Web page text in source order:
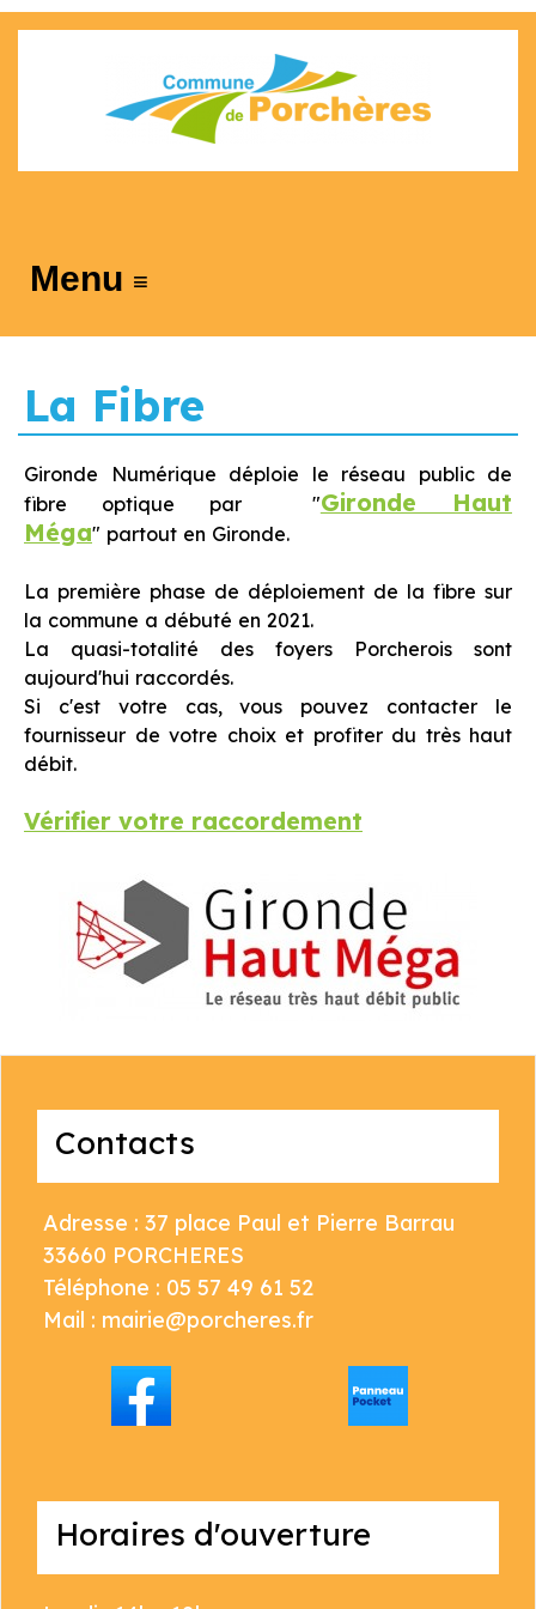
≡
La Fibre
Gironde Numérique déploie le réseau public de
fibre optique par "Gironde Haut
Méga" partout en Gironde.
La première phase de déploiement de la fibre sur
la commune a débuté en 2021.
La quasi-totalité des foyers Porcherois sont
aujourd'hui raccordés.
Si c'est votre cas, vous pouvez contacter le
fournisseur de votre choix et profiter du très haut
débit.
Vérifier votre raccordement
Contacts
Adresse : 37 place Paul et Pierre Barrau
33660 PORCHERES
Téléphone : 05 57 49 61 52
Mail : mairie@porcheres.fr
Horaires d'ouverture